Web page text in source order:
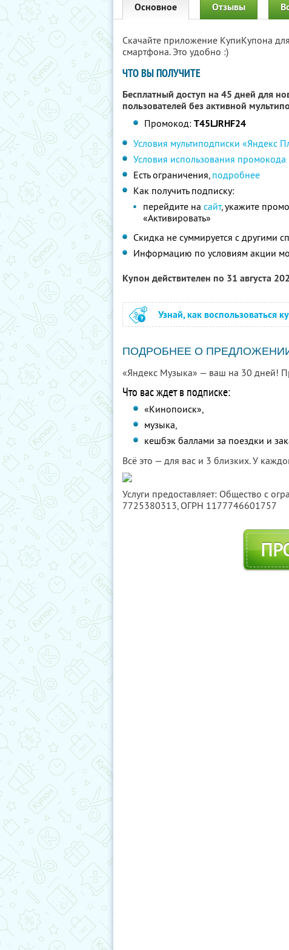
Основное Отзывы
Скачайте приложение КупиКупона для
смартфона. Это удобно :)
ЧТО ВЫ ПОЛУЧИТЕ
Бесплатный доступ на 45 дней для
пользователей без активной
Промокод:T45LJRHF24
Условия мультиподписки «Яндекс
Условия использования промокода
Есть ограничения, подробнее
Как получить подписку:
перейдите на сайт, укажите
«Активировать»
Скидка не суммируется с другими
Информацию по условиям акции
Купон действителен по 31 августа
Узнай, как воспользоваться
ПОДРОБНЕЕ О
«Яндекс Музыка» — ваш на 30 дней!
Что вас ждет в подписке:
«Кинопоиск»,
музыка,
кешбэк баллами за поездки и
Всё это — для вас и 3 близких. У
Услуги предоставляет: Общество с
7725380313, ОГРН 1177746601757